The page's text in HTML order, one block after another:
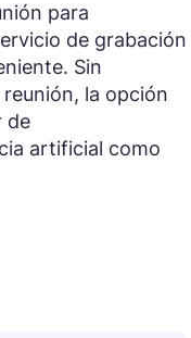
para
de grabación
Sin
la opción
de
artificial como